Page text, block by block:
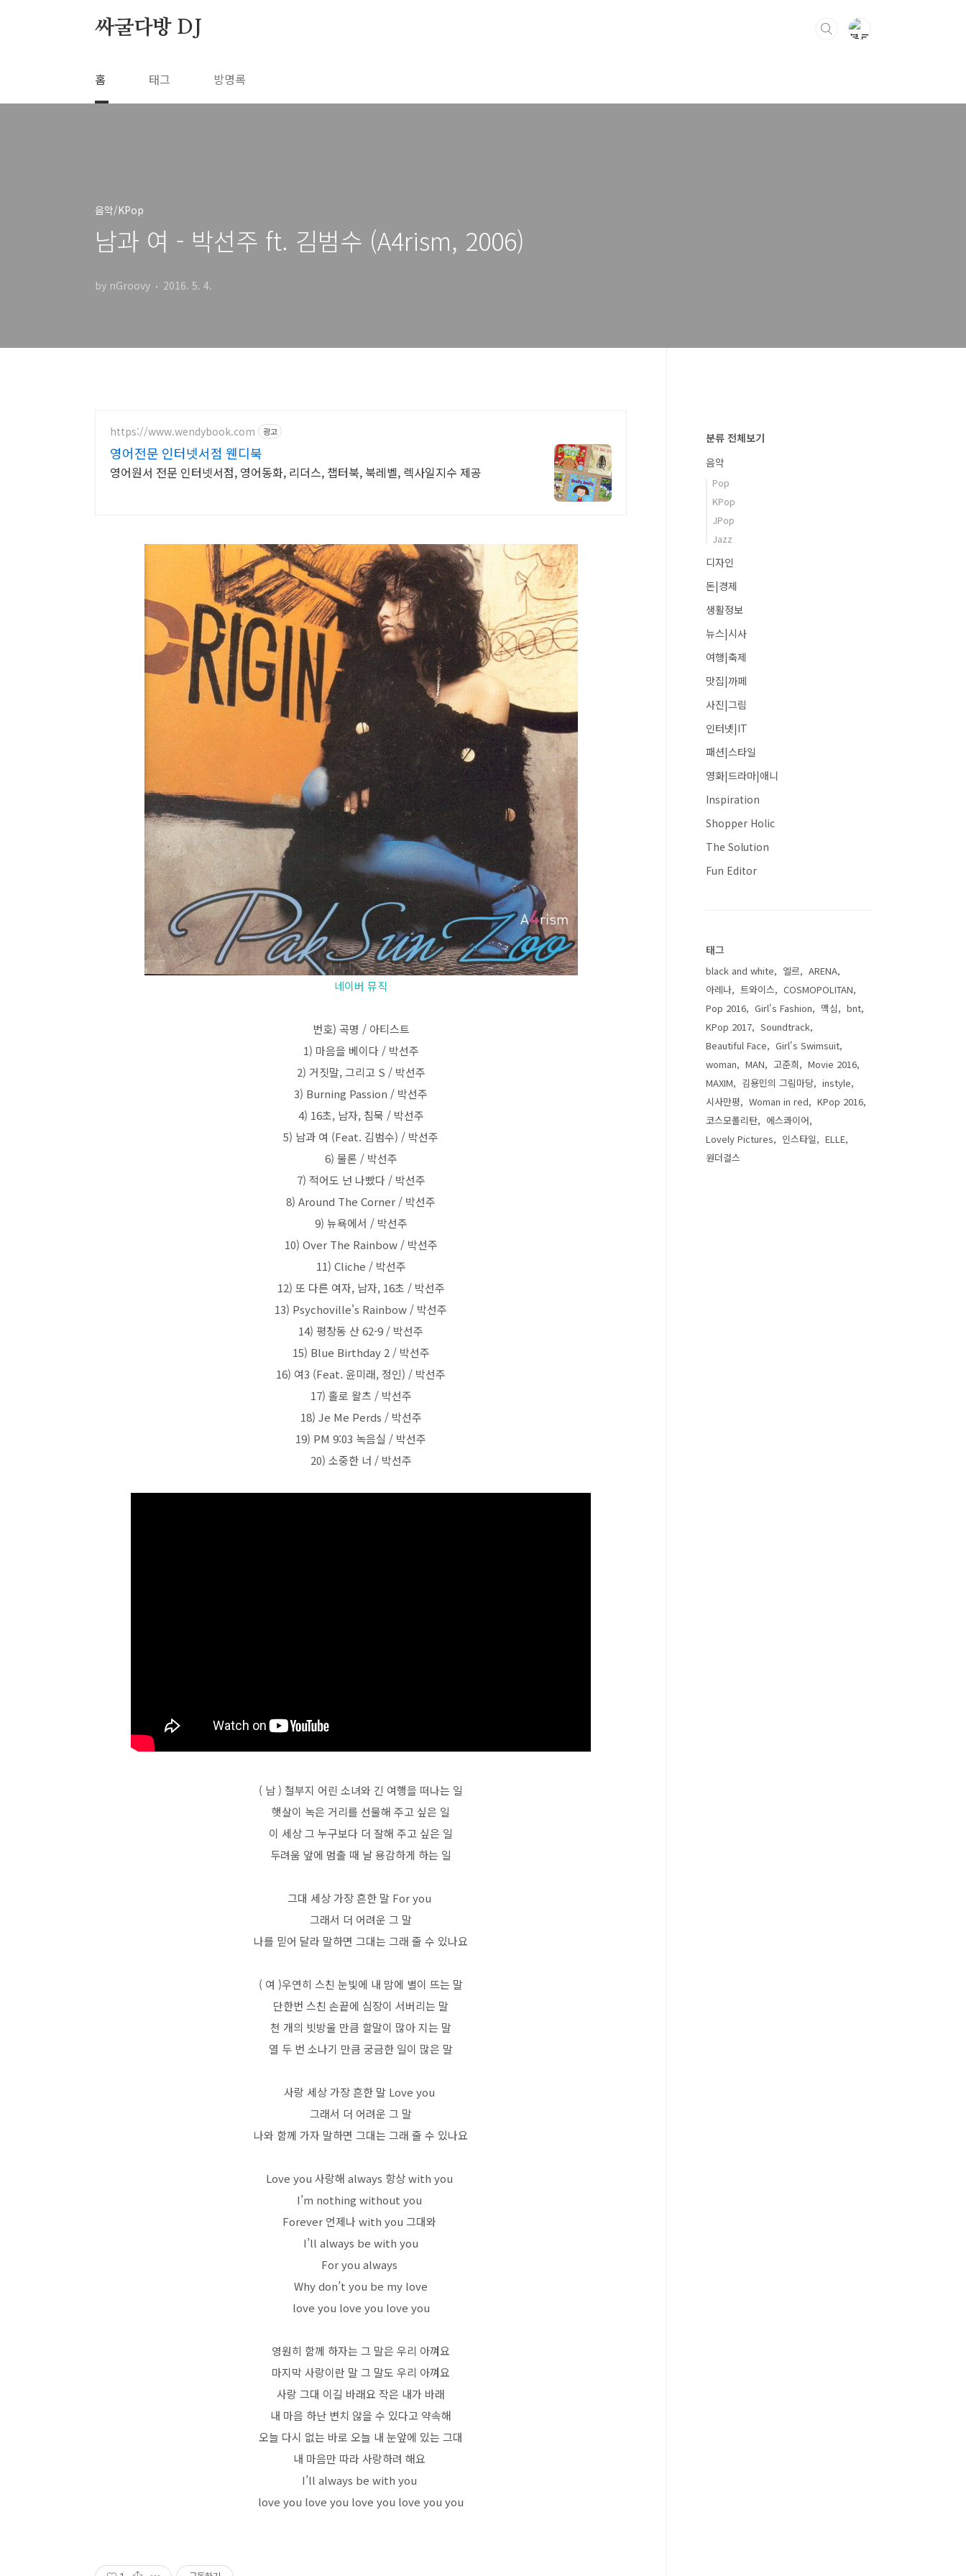
싸굴다방 DJ
홈 태그 방명록
음악/KPop
남과 여 - 박선주 ft. 김범수 (A4rism, 2006)
by nGroovy 2016. 5. 4.
https://www.wendybook.com 광고
영어전문 인터넷서점 웬디북
영어원서 전문 인터넷서점, 영어동화, 리더스, 챕터북, 북레벨, 렉사일지수 제공
네이버 뮤직
번호) 곡명 / 아티스트
1) 마음을 베이다 / 박선주
2) 거짓말, 그리고 S / 박선주
3) Burning Passion / 박선주
4) 16초, 남자, 침묵 / 박선주
5) 남과 여 (Feat. 김범수) / 박선주
6) 물론 / 박선주
7) 적어도 넌 나빴다 / 박선주
8) Around The Corner / 박선주
9) 뉴욕에서 / 박선주
10) Over The Rainbow / 박선주
11) Cliche / 박선주
12) 또 다른 여자, 남자, 16초 / 박선주
13) Psychoville's Rainbow / 박선주
14) 평창동 산 62-9 / 박선주
15) Blue Birthday 2 / 박선주
16) 여3 (Feat. 윤미래, 정인) / 박선주
17) 홀로 왈츠 / 박선주
18) Je Me Perds / 박선주
19) PM 9:03 녹음실 / 박선주
20) 소중한 너 / 박선주
( 남 ) 철부지 어린 소녀와 긴 여행을 떠나는 일
햇살이 녹은 거리를 선물해 주고 싶은 일
이 세상 그 누구보다 더 잘해 주고 싶은 일
두려움 앞에 멈출 때 날 용감하게 하는 일
그대 세상 가장 흔한 말 For you
그래서 더 어려운 그 말
나를 믿어 달라 말하면 그대는 그래 줄 수 있나요
( 여 )우연히 스친 눈빛에 내 맘에 별이 뜨는 말
단한번 스친 손끝에 심장이 서버리는 말
천 개의 빗방울 만큼 할말이 많아 지는 말
열 두 번 소나기 만큼 궁금한 일이 많은 말
사랑 세상 가장 흔한 말 Love you
그래서 더 어려운 그 말
나와 함께 가자 말하면 그대는 그래 줄 수 있나요
Love you 사랑해 always 항상 with you
I’m nothing without you
Forever 언제나 with you 그대와
I’ll always be with you
For you always
Why don’t you be my love
love you love you love you
영원히 함께 하자는 그 말은 우리 아껴요
마지막 사랑이란 말 그 말도 우리 아껴요
사랑 그대 이길 바래요 작은 내가 바래
내 마음 하난 변치 않을 수 있다고 약속해
오늘 다시 없는 바로 오늘 내 눈앞에 있는 그대
내 마음만 따라 사랑하려 해요
I’ll always be with you
love you love you love you love you you
분류 전체보기
음악
Pop
KPop
JPop
Jazz
디자인
돈|경제
생활정보
뉴스|시사
여행|축제
맛집|까페
사진|그림
인터넷|IT
패션|스타일
영화|드라마|애니
Inspiration
Shopper Holic
The Solution
Fun Editor
태그
black and white 엘르
ARENA
아레나
트와이스
COSMOPOLITAN
Pop 2016
Girl's Fashion 맥심
bnt
KPop 2017
Soundtrack
Beautiful Face
Girl's Swimsuit
woman
MAN 고준희
Movie 2016
MAXIM
김용민의 그림마당
instyle
시사만평
Woman in red
KPop 2016
코스모폴리탄
에스콰이어
Lovely Pictures
인스타일
ELLE
원더걸스